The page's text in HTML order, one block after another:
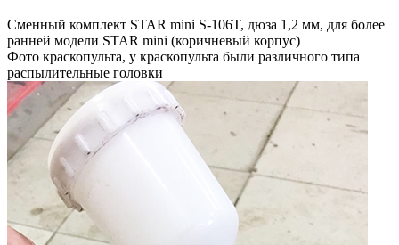
Сменный комплект STAR mini S-106T, дюза 1,2 мм, для более
ранней модели STAR mini (коричневый корпус)
Фото краскопульта, у краскопульта были различного типа
распылительные головки